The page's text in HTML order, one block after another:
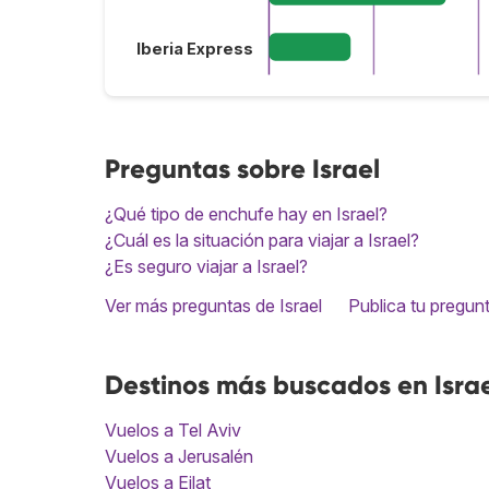
Iberia Express
Preguntas sobre Israel
¿Qué tipo de enchufe hay en Israel?
¿Cuál es la situación para viajar a Israel?
¿Es seguro viajar a Israel?
Ver más preguntas de Israel
Publica tu
Destinos más buscados en
Vuelos a Tel Aviv
Vuelos a Jerusalén
Vuelos a Eilat